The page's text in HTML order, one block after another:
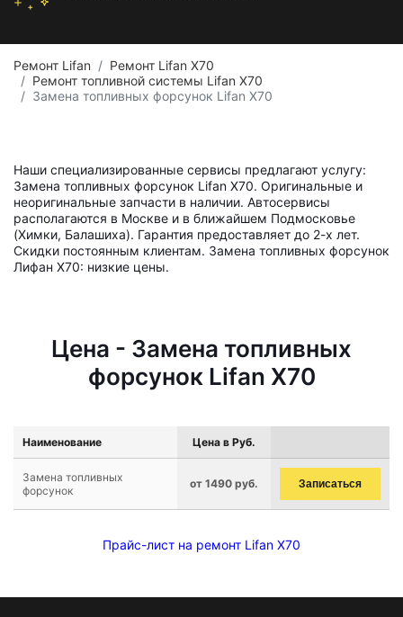
Ремонт Lifan
Ремонт Lifan X70
Ремонт топливной системы Lifan X70
Замена топливных форсунок Lifan X70
Наши специализированные сервисы предлагают услугу:
Замена топливных форсунок Lifan X70. Оригинальные и
неоригинальные запчасти в наличии. Автосервисы
располагаются в Москве и в ближайшем Подмосковье
(Химки, Балашиха). Гарантия предоставляет до 2-х лет.
Скидки постоянным клиентам. Замена топливных форсунок
Лифан X70: низкие цены.
Цена - Замена топливных
форсунок Lifan X70
Наименование Цена в Руб.
Замена топливных
форсунок
от 1490 руб. Записаться
Прайс-лист на ремонт Lifan X70